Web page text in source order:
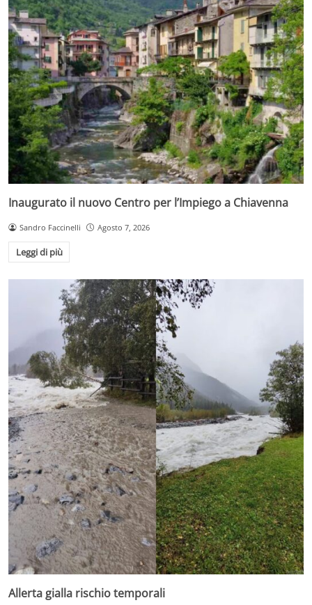
Inaugurato il nuovo Centro per l’Impiego a Chiavenna
Sandro Faccinelli Agosto 7, 2026
Leggi di più
Allerta gialla rischio temporali